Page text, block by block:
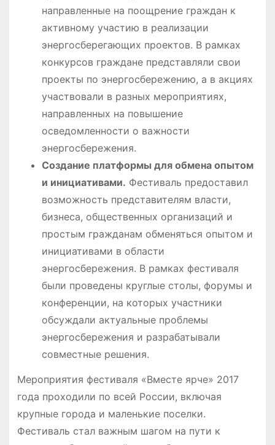
направленные на поощрение граждан к
активному участию в реализации
энергосберегающих проектов. В рамках
конкурсов граждане представляли свои
проекты по энергосбережению, а в акциях
участвовали в разных мероприятиях,
направленных на повышение
осведомленности о важности
энергосбережения.
Создание платформы для обмена опытом
и инициативами. Фестиваль предоставил
возможность представителям власти,
бизнеса, общественных организаций и
простым гражданам обменяться опытом и
инициативами в области
энергосбережения. В рамках фестиваля
были проведены круглые столы, форумы и
конференции, на которых участники
обсуждали актуальные проблемы
энергосбережения и разрабатывали
совместные решения.
Мероприятия фестиваля «Вместе ярче» 2017
года проходили по всей России, включая
крупные города и маленькие поселки.
Фестиваль стал важным шагом на пути к